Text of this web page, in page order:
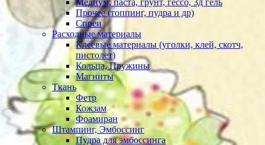
Медиум, паста, грунт, гессо, 3д гель
Прочее (топпинг, пудра и др)
Спреи
Расходные материалы
Клеевые материалы (уголки, клей, скотч,
пистолет)
Кольца, Пружины
Магниты
Ткань
Фетр
Кожзам
Фоамиран
Штампинг, Эмбоссинг
Пудра для эмбоссинга